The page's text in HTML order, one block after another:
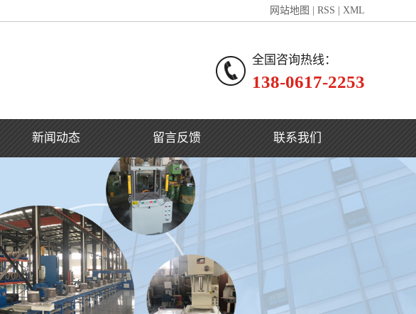
网站地图 RSS XML
全国咨询热线：
138-0617-2253
新闻动态 留言反馈 联系我们